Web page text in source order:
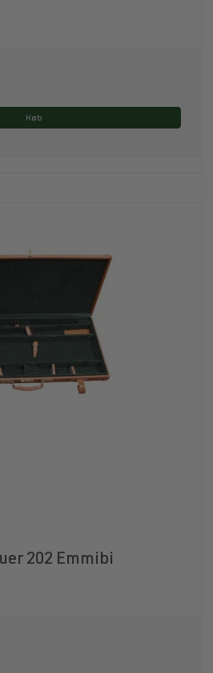
Køb
202 Emmibi